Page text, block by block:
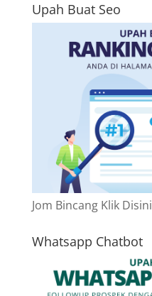
Upah Buat Seo
Jom Bincang Klik Disini
Whatsapp Chatbot